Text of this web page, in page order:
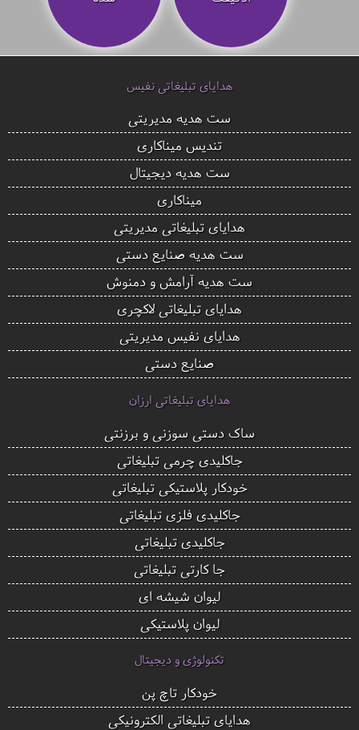
هدایای تبلیغاتی نفیس
ست هدیه مدیریتی
تندیس میناکاری
ست هدیه دیجیتال
میناکاری
هدایای تبلیغاتی مدیریتی
ست هدیه صنایع دستی
ست هدیه آرامش و دمنوش
هدایای تبلیغاتی لاکچری
هدایای نفیس مدیریتی
صنایع دستی
هدایای تبلیغاتی ارزان
ساک دستی سوزنی و برزنتی
جاکلیدی چرمی تبلیغاتی
خودکار پلاستیکی تبلیغاتی
جاکلیدی فلزی تبلیغاتی
جاکلیدی تبلیغاتی
جا کارتی تبلیغاتی
لیوان شیشه ای
لیوان پلاستیکی
تکنولوژی و دیجیتال
خودکار تاچ پن
هدایای تبلیغاتی الکترونیکی